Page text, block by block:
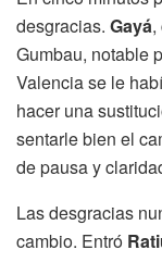
desgracias. Gayá,
Gumbau, notable
Valencia se le
hacer una
sentarle bien el
de pausa y
Las desgracias
cambio. Entró